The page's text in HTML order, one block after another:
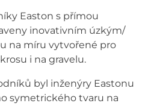
Easton s přímou
inovativním úzkým/
na míru vytvořené pro
i na gravelu.
byl inženýry Eastonu
symetrického tvaru na